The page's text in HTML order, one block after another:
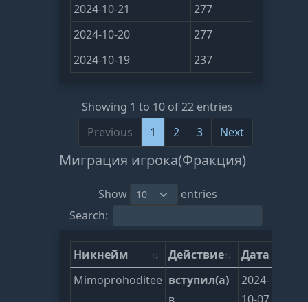
2024-10-21
277
2024-10-20
277
2024-10-19
237
Showing 1 to 10 of 22 entries
Previous
1 2 3 Next
Миграция игрока(Фракция)
Show
entries
Search:
Никнейм Действие
Дата
Mimoprohoditee вступил(а)
2024-